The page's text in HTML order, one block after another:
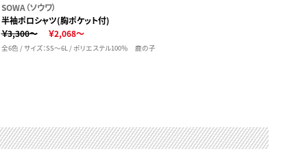
SOWA（ソウワ）
半袖ポロシャツ(胸ポケット付)
￥3,300～
￥2,068～
全6色 / サイズ：SS～6L / ポリエステル100％ 鹿の子